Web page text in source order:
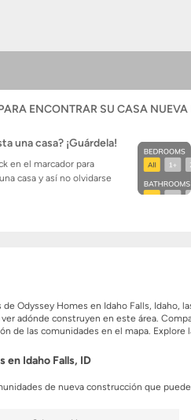
ENCONTRAR SU CASA NUEVA
una casa? ¡Guárdela!
en el marcador para
casa y así no olvidarse
Odyssey Homes en Idaho Falls,
adónde construyen en este área.
de las comunidades en el mapa.
en Idaho Falls, ID
de nueva construcción que